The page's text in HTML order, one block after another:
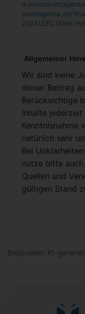
snetzagentur.de/
Allgemeiner
Wir sind keine
dieser Beitrag
Berücksichtige
Inhalte jederzeit
Kenntnisnahme
natürlich sehr
Bei
nutze bitte
Quellen und
gültigen Stand
Bildquellen: KI-